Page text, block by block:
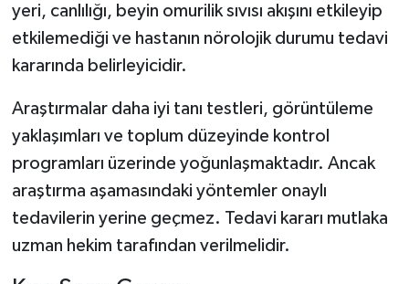
yeri, canlılığı, beyin omurilik sıvısı akışını etkileyip
etkilemediği ve hastanın nörolojik durumu tedavi
kararında belirleyicidir.
Araştırmalar daha iyi tanı testleri, görüntüleme
yaklaşımları ve toplum düzeyinde kontrol
programları üzerinde yoğunlaşmaktadır. Ancak
araştırma aşamasındaki yöntemler onaylı
tedavilerin yerine geçmez. Tedavi kararı mutlaka
uzman hekim tarafından verilmelidir.